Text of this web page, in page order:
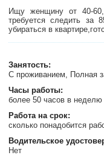
Ищу женщину от 40-
требуется следить за
убираться в
Занятость:
С проживанием, Полная
Часы работы:
более 50 часов в неделю
Работа на срок:
сколько понадобится
Водительское
Нет